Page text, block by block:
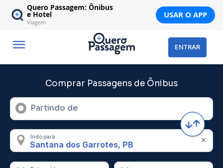
Quero Passagem: Ônibus
e Hotel
Viagem
USAR O APP
ENTRAR
Comprar Passagens de Ônibus
Partindo de
Indo para